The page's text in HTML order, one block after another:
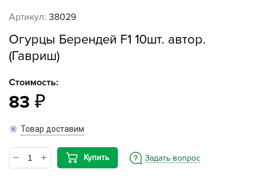
Артикул: 38029
Огурцы Берендей F1 10шт. автор.
(Гавриш)
Стоимость:
83
Товар доставим
Купить Задать вопрос